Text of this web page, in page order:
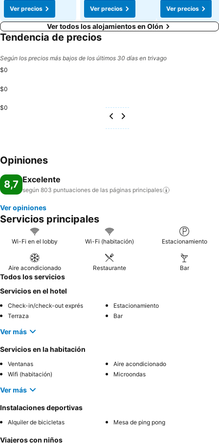
Ver precios
Ver precios
Ver precios
Ver todos los alojamientos en Olón
Tendencia de precios
Según los precios más bajos de los últimos 30 días en trivago
$0
$0
$0
Opiniones
8,7 Excelente
según 803 puntuaciones de las páginas principales
Ver opiniones
Servicios principales
Wi-Fi en el lobby Wi-Fi (habitación) Estacionamiento
Aire acondicionado Restaurante Bar
Todos los servicios
Servicios en el hotel
Check-in/check-out exprés
Estacionamiento
Terraza
Bar
Ver más
Servicios en la habitación
Ventanas
Aire acondicionado
Wifi (habitación)
Microondas
Ver más
Instalaciones deportivas
Alquiler de bicicletas Mesa de ping pong
Viajeros con niños